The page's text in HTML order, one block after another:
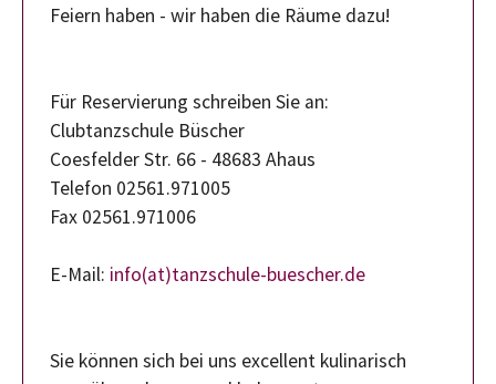
Feiern haben - wir haben die Räume dazu!
Für Reservierung schreiben Sie an:
Clubtanzschule Büscher
Coesfelder Str. 66 - 48683 Ahaus
Telefon 02561.971005
Fax 02561.971006
E-Mail: info(at)tanzschule-buescher.de
Sie können sich bei uns excellent kulinarisch